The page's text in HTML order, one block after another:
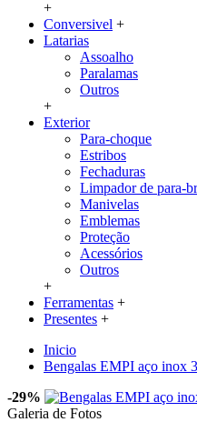
+
Conversivel +
Latarias
Assoalho
Paralamas
Outros
+
Exterior
Para-choque
Estribos
Fechaduras
Limpador de para-
Manivelas
Emblemas
Proteção
Acessórios
Outros
+
Ferramentas +
Presentes +
Inicio
Bengalas EMPI aço inox
-29%
Galeria de Fotos